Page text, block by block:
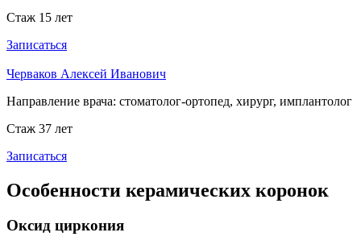
Стаж 15 лет
Записаться
Черваков Алексей Иванович
Направление врача: стоматолог-ортопед, хирург, имплантолог
Стаж 37 лет
Записаться
Особенности керамических коронок
Оксид циркония